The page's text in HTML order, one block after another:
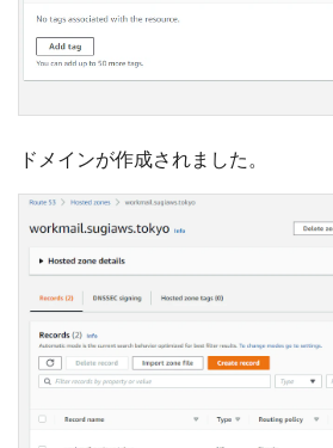
ドメインが作成されました。